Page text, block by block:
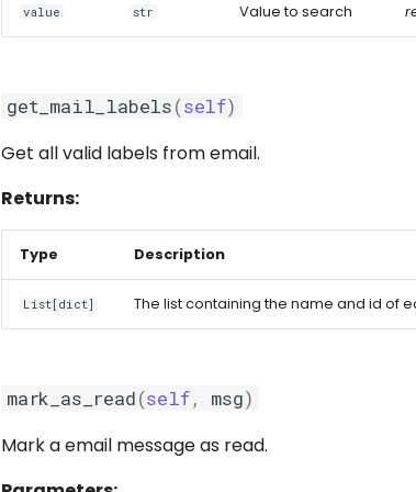
value str Value to search
get_mail_labels(self)
Get all valid labels from email.
Returns:
Type Description
List[dict] The list containing the name and id of
mark_as_read(self, msg)
Mark a email message as read.